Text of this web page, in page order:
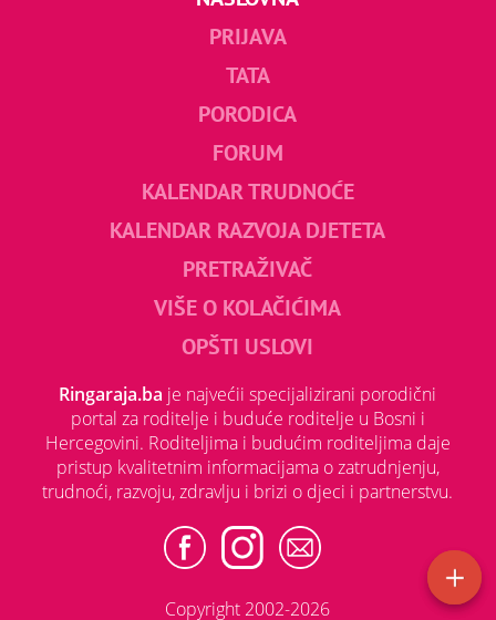
PRIJAVA
TATA
PORODICA
FORUM
KALENDAR TRUDNOĆE
KALENDAR RAZVOJA DJETETA
PRETRAŽIVAČ
VIŠE O KOLAČIĆIMA
OPŠTI USLOVI
Ringaraja.ba je najvećii specijalizirani porodični
portal za roditelje i buduće roditelje u Bosni i
Hercegovini. Roditeljima i budućim roditeljima daje
pristup kvalitetnim informacijama o zatrudnjenju,
trudnoći, razvoju, zdravlju i brizi o djeci i partnerstvu.
Copyright 2002-2026